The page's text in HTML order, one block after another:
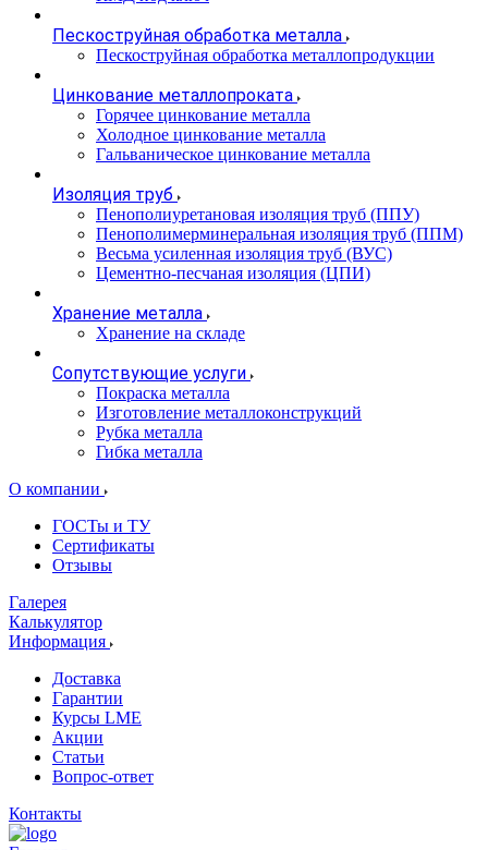
Пескоструйная обработка металла
Пескоструйная обработка металлопродукции
Цинкование металлопроката
Горячее цинкование металла
Холодное цинкование металла
Гальваническое цинкование металла
Изоляция труб
Пенополиуретановая изоляция труб (ППУ)
Пенополимерминеральная изоляция труб (ППМ)
Весьма усиленная изоляция труб (ВУС)
Цементно-песчаная изоляция (ЦПИ)
Хранение металла
Хранение на складе
Сопутствующие услуги
Покраска металла
Изготовление металлоконструкций
Рубка металла
Гибка металла
О компании
ГОСТы и ТУ
Сертификаты
Отзывы
Галерея
Калькулятор
Информация
Доставка
Гарантии
Курсы LME
Акции
Статьи
Вопрос-ответ
Контакты